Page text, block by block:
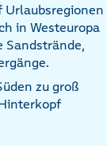
Urlaubsregionen
in Westeuropa
Sandstrände,
zu groß